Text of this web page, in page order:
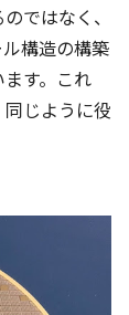
ではなく、
構造の構築
す。これ
じように役